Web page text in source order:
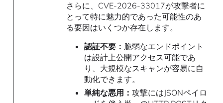
さらに、CVE-2026-33017が攻撃者に
とって特に魅力的であった可能性のあ
る要因はいくつか存在します。
認証不要： 脆弱なエンドポイント
は設計上公開アクセス可能であ
り、大規模なスキャンが容易に自
動化できます。
単純な悪用： 攻撃にはJSONペイロ